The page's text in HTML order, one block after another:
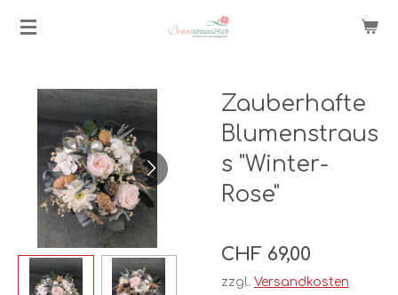
Zum
Zauberhafte
Blumenstraus
s "Winter-
Rose"
CHF 69,00
zzgl. Versandkosten